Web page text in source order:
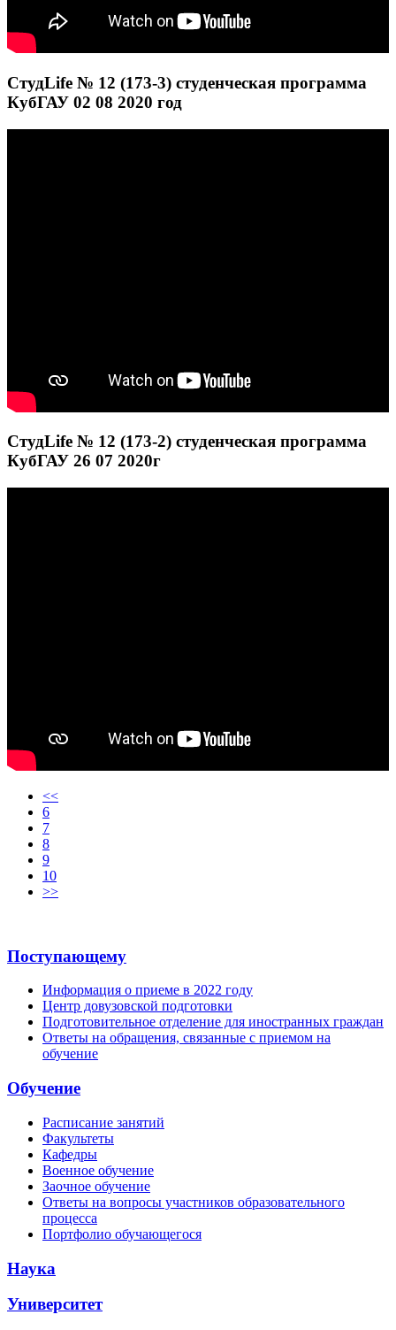
СтудLife № 12 (173-3) студенческая программа
КубГАУ 02 08 2020 год
СтудLife № 12 (173-2) студенческая программа
КубГАУ 26 07 2020г
<<
6
7
8
9
10
>>
Поступающему
Информация о приеме в 2022 году
Центр довузовской подготовки
Подготовительное отделение для иностранных граждан
Ответы на обращения, связанные с приемом на
обучение
Обучение
Расписание занятий
Факультеты
Кафедры
Военное обучение
Заочное обучение
Ответы на вопросы участников образовательного
процесса
Портфолио обучающегося
Наука
Университет